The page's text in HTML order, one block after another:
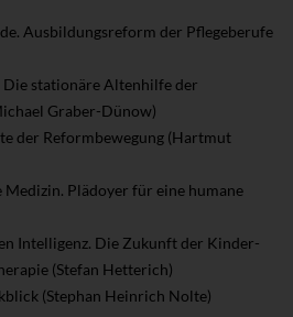
Ausbildungsreform der Pflegeberufe
stationäre Altenhilfe der
Graber-Dünow)
der Reformbewegung (Hartmut
Plädoyer für eine humane
Intelligenz. Die Zukunft der Kinder-
(Stefan Hetterich)
(Stephan Heinrich Nolte)